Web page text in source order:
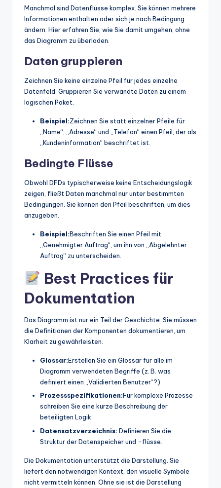
Manchmal sind Datenflüsse komplex. Sie können mehrere
Informationen enthalten oder sich je nach Bedingung
ändern. Hier erfahren Sie, wie Sie damit umgehen, ohne
das Diagramm zu überladen.
Daten gruppieren
Zeichnen Sie keine einzelne Pfeil für jedes einzelne
Datenfeld. Gruppieren Sie verwandte Daten zu einem
logischen Paket.
Beispiel:Zeichnen Sie statt einzelner Pfeile für
„Name“, „Adresse“ und „Telefon“ einen Pfeil, der als
„Kundeninformation“ beschriftet ist.
Bedingte Flüsse
Obwohl DFDs typischerweise keine Entscheidungslogik
zeigen, fließt Daten manchmal nur unter bestimmten
Bedingungen. Sie können den Pfeil beschriften, um dies
anzugeben.
Beispiel:Beschriften Sie einen Pfeil mit
„Genehmigter Auftrag“, um ihn von „Abgelehnter
Auftrag“ zu unterscheiden.
Best Practices für
Dokumentation
Das Diagramm ist nur ein Teil der Geschichte. Sie müssen
die Definitionen der Komponenten dokumentieren, um
Klarheit zu gewährleisten.
Glossar:Erstellen Sie ein Glossar für alle im
Diagramm verwendeten Begriffe (z. B. was
definiert einen „Validierten Benutzer“?).
Prozessspezifikationen:Für komplexe Prozesse
schreiben Sie eine kurze Beschreibung der
beteiligten Logik.
Datensatzverzeichnis: Definieren Sie die
Struktur der Datenspeicher und -flüsse.
Die Dokumentation unterstützt die Darstellung. Sie
liefert den notwendigen Kontext, den visuelle Symbole
nicht vermitteln können. Ohne sie ist die Darstellung